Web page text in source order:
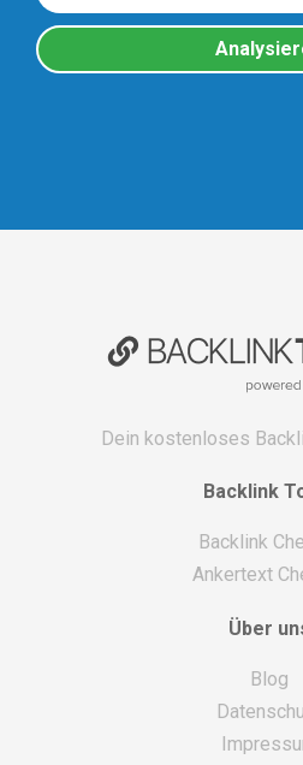
Dein kostenloses
Backlink
Backlink
Ankertext
Über
Blog